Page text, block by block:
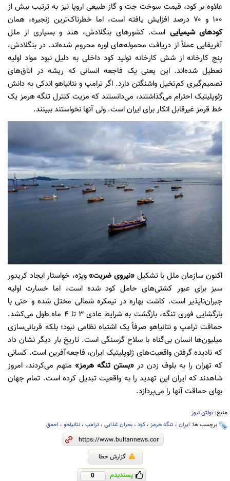
علاوه بر کود، قیمت سوخت جت و گاز طبیعی اروپا نیز به ترتیب بیش از
۱۰۰ و ۷۰ درصد افزایش یافته است، اما خطرناک‌ترین زنجیره، همان
کود‌های شیمیایی است. کشور‌های بنگلادش، هند و بسیاری از ملل
آفریقایی عملاً از دریافت محموله‌های اوره محروم شده‌اند. در بنگلادش،
پنج کارخانه از شش کارخانه تولید کود داخلی به دلیل نبود مواد اولیه
تعطیل شده‌اند. این یعنی یک فاجعه انسانی که ریشه در اتاق‌های
تصمیم‌گیری کم‌تخیل واشنگتن دارد. اگر ترامپ و نتانیاهو اندکی به دانش
ژئوپلیتیک احترام می‌گذاشتند، می‌دانستند که مزیت کنترل تنگه هرمز یک
خط قرمز غیرقابل انکار برای ایران است. ولی آنها نخواستند ببینند.
اکنون سازمان ملل با تشکیل «نیروی ضربت» ویژه، خواستار ایجاد کریدور
سبز برای عبور کشتی‌های حامل کود شده است، اما خسارت اولیه
جبران‌ناپذیر است. کاشت بهاره در نیمکره شمالی مختل شده و حتی با
بازگشایی فوری تنگه، بازگشت به شرایط عادی ۳ تا ۴ ماه طول می‌کشد.
حماقت ترامپ و نتانیاهو صرفاً یک اشتباه نظامی نبود؛ بلکه قربانی‌سازی
میلیون‌ها انسان بی‌گناه با سلاح گرسنگی است. تاریخ بار دیگر نشان داد
که نادیده گرفتن واقعیت‌های ژئوپلیتیک ایران، فاجعه‌آفرین است. کسانی
که تهران را به بلوف زدن در «بستن تنگه هرمز» متهم می‌کردند، امروز
شاهدند که ایران این تهدید را به واقعیت تبدیل کرده است. تمام جهان
بهای حماقت آنها را می‌پردازد.
منبع: بولتن نیوز
برچسب ها: ایران ، تنگه هرمز ، کود ، بحران غذایی ، ترامپ ، نتانیاهو ، احمق
گزارش خطا
پسندیدم 0